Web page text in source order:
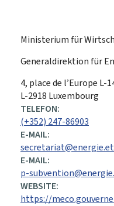
Ministerium für
Generaldirektion für
ADRESSE:
4, place de l’Europe L-
L-2918 Luxembourg
TELEFON:
(+352) 247-86903
E-MAIL:
E-MAIL:
p-
WEBSITE:
https://